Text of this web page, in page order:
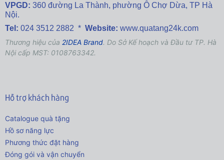
VPGD: 360 đường La Thành, phường Ô Chợ Dừa, TP Hà
Nội.
Tel: 024 3512 2882 * Website: www.quatang24k.com
Thương hiệu của 2IDEA Brand. Do Sở Kế hoạch và Đầu tư TP. Hà
Nội cấp MST: 0108763342.
Hỗ trợ khách hàng
Catalogue quà tặng
Hồ sơ năng lực
Phương thức đặt hàng
Đóng gói và vận chuyển